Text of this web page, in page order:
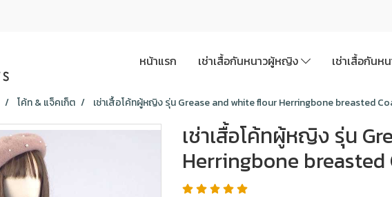
หน้าแรก เช่าเสื้อกันหนาวผู้หญิง เช่าเสื้อกันห
โค้ท & แจ็คเก็ต เช่าเสื้อโค้ทผู้หญิง รุ่น Grease and white flour Herringbone breasted
เช่าเสื้อโค้ทผู้หญิง รุ่น
Herringbone breasted